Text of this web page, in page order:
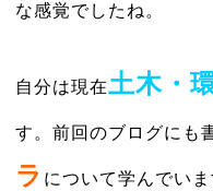
な感覚でしたね。
自分は現在土木・
す。前回のブログにも
ラ について学んでいま